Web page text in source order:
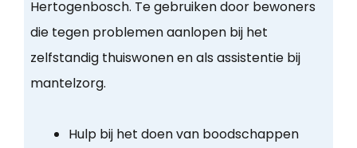
Hertogenbosch. Te gebruiken door bewoners
die tegen problemen aanlopen bij het
zelfstandig thuiswonen en als assistentie bij
mantelzorg.
Hulp bij het doen van boodschappen